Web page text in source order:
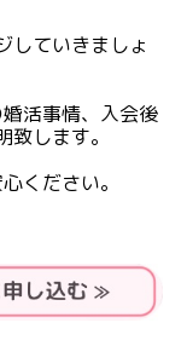
していきましょ
活事情、入会後
します。
ください。